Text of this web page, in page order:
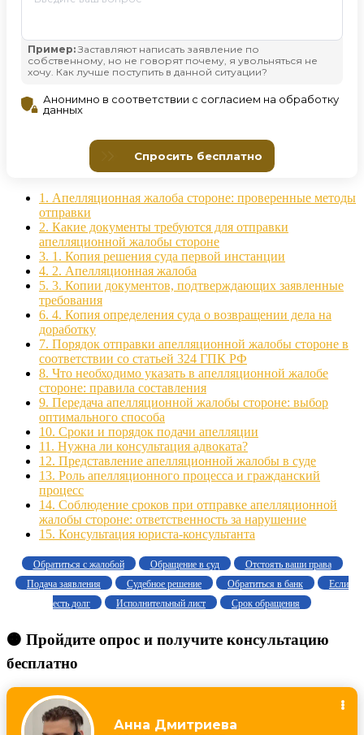
1. Апелляционная жалоба стороне: проверенные методы
отправки
2. Какие документы требуются для отправки
апелляционной жалобы стороне
3. 1. Копия решения суда первой инстанции
4. 2. Апелляционная жалоба
5. 3. Копии документов, подтверждающих заявленные
требования
6. 4. Копия определения суда о возвращении дела на
доработку
7. Порядок отправки апелляционной жалобы стороне в
соответствии со статьей 324 ГПК РФ
8. Что необходимо указать в апелляционной жалобе
стороне: правила составления
9. Передача апелляционной жалобы стороне: выбор
оптимального способа
10. Сроки и порядок подачи апелляции
11. Нужна ли консультация адвоката?
12. Представление апелляционной жалобы в суде
13. Роль апелляционного процесса и гражданский
процесс
14. Соблюдение сроков при отправке апелляционной
жалобы стороне: ответственность за нарушение
15. Консультация юриста-консультанта
Обратиться с жалобой Обращение в суд
Отстоять ваши права
Подача заявления
Судебное решение Обратиться в банк
Если
есть долг
Исполнительный лист Срок обращения
🟠 Пройдите опрос и получите консультацию
бесплатно